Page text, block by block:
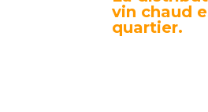
vin chaud
quartier.